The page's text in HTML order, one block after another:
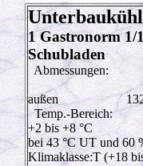
1 Gastronorm 1/
Schubladen
Abmessungen:
außen
Temp.-Bereich:
+2 bis +8 °C
bei 43 °C UT und 60
Klimaklasse:T (+18